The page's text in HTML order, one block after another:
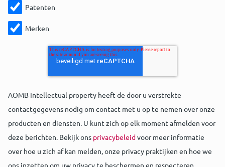
Patenten
Merken
AOMB Intellectual property heeft de door u verstrekte
contactgegevens nodig om contact met u op te nemen over onze
producten en diensten. U kunt zich op elk moment afmelden voor
deze berichten. Bekijk ons privacybeleidvoor meer informatie
over hoe u zich af kan melden, onze privacy praktijken en hoe we
ons inzetten om uw privacy te beschermen en respecteren.